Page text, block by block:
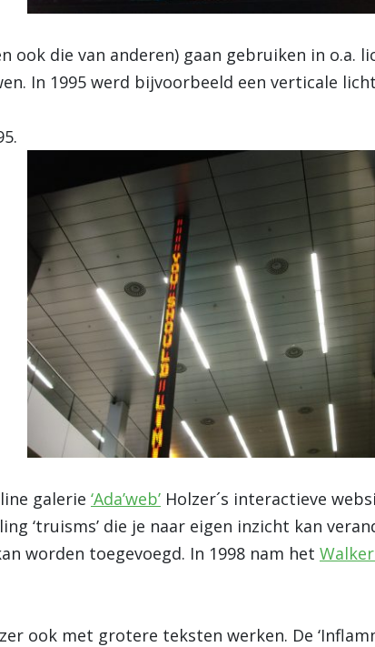
ook die van anderen) gaan gebruiken in o.a.
In 1995 werd bijvoorbeeld een verticale
galerie ‘Ada’web’ Holzer´s interactieve
‘truisms’ die je naar eigen inzicht kan
worden toegevoegd. In 1998 nam het
ook met grotere teksten werken. De